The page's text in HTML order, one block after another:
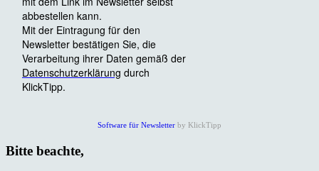
Software für Newsletter by KlickTipp
Bitte beachte,